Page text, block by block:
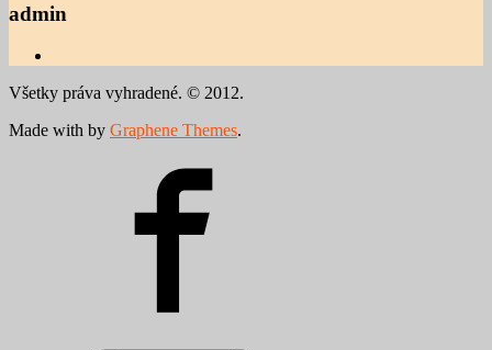
admin
Všetky práva vyhradené. © 2012.
Made with by Graphene Themes.